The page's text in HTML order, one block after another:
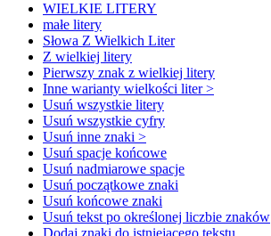
WIELKIE LITERY
małe litery
Słowa Z Wielkich Liter
Z wielkiej litery
Pierwszy znak z wielkiej litery
Inne warianty wielkości liter >
Usuń wszystkie litery
Usuń wszystkie cyfry
Usuń inne znaki >
Usuń spacje końcowe
Usuń nadmiarowe spacje
Usuń początkowe znaki
Usuń końcowe znaki
Usuń tekst po określonej liczbie znaków
Dodaj znaki do istniejącego tekstu